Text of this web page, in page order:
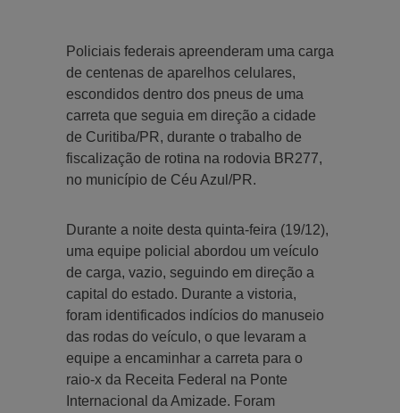
Policiais federais apreenderam uma carga
de centenas de aparelhos celulares,
escondidos dentro dos pneus de uma
carreta que seguia em direção a cidade
de Curitiba/PR, durante o trabalho de
fiscalização de rotina na rodovia BR277,
no município de Céu Azul/PR.
Durante a noite desta quinta-feira (19/12),
uma equipe policial abordou um veículo
de carga, vazio, seguindo em direção a
capital do estado. Durante a vistoria,
foram identificados indícios do manuseio
das rodas do veículo, o que levaram a
equipe a encaminhar a carreta para o
raio-x da Receita Federal na Ponte
Internacional da Amizade. Foram